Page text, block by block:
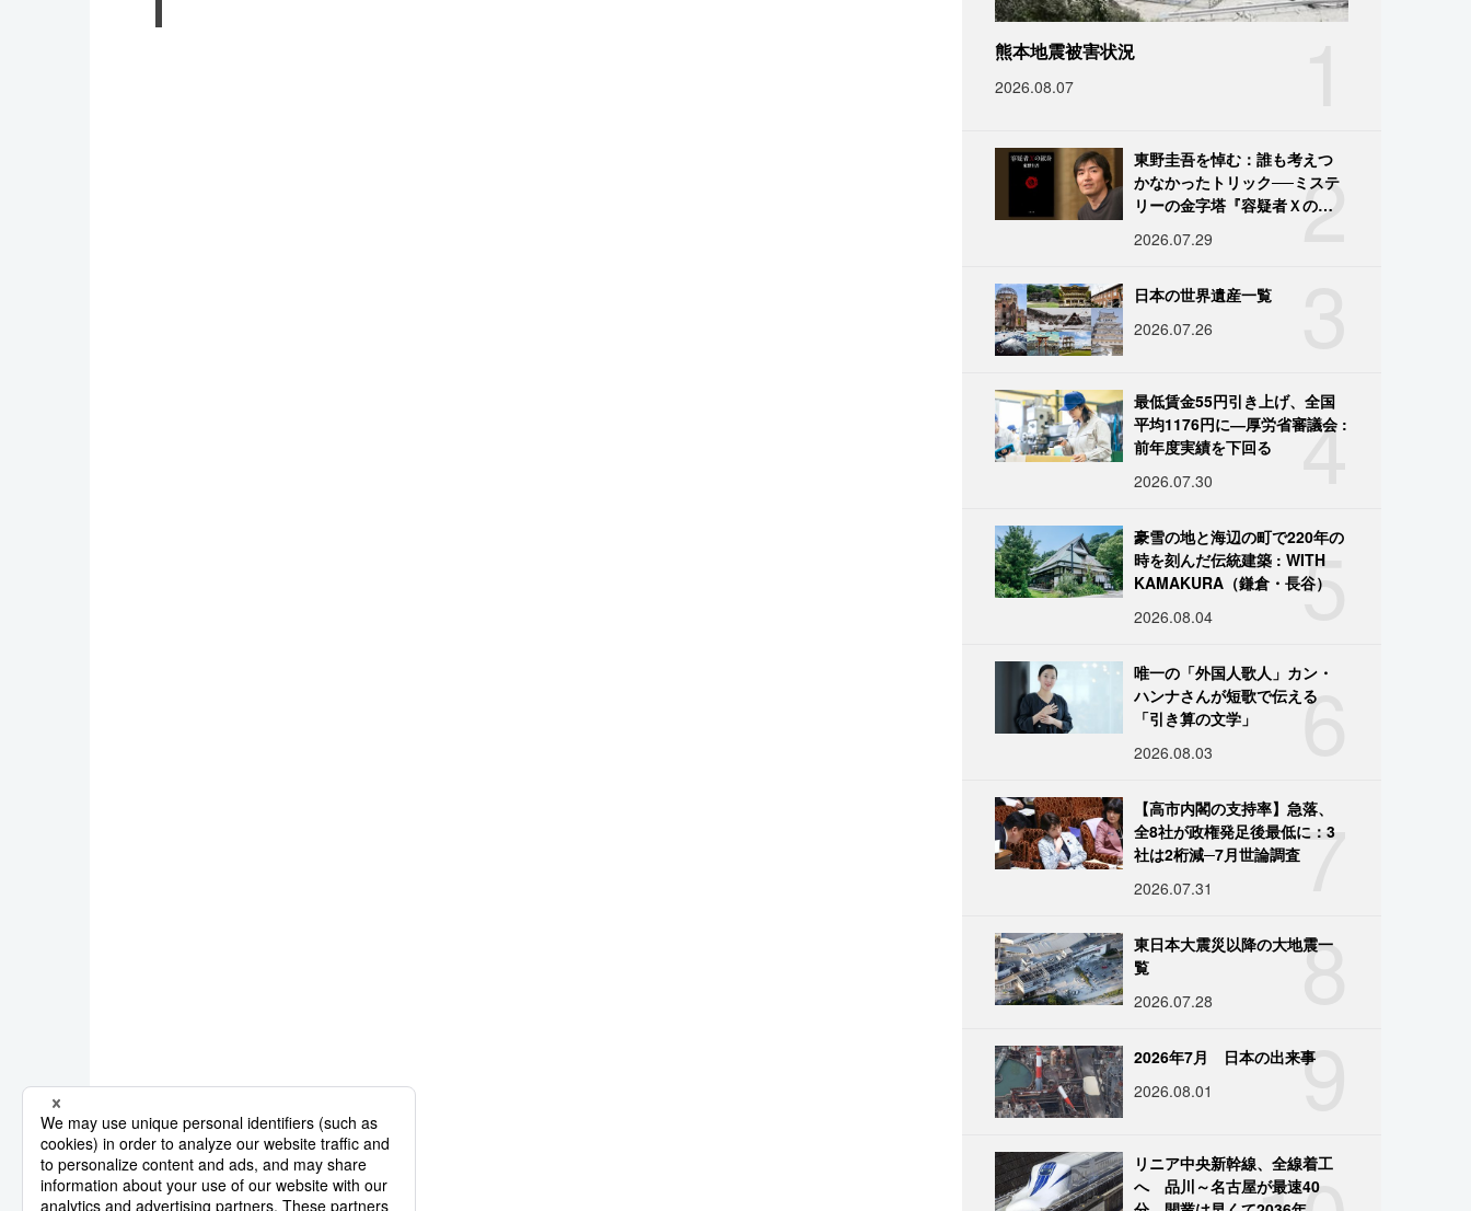
熊本地震被害状況
2026.08.07
2
東野圭吾を悼む：誰も考えつ
かなかったトリック──ミステ
リーの金字塔『容疑者Ｘの献
2026.07.29
日本の世界遺産一覧
2026.07.26
4
最低賃金55円引き上げ、全国
平均1176円に―厚労省審議会 :
前年度実績を下回る
2026.07.30
5
豪雪の地と海辺の町で220年の
時を刻んだ伝統建築 : WITH
KAMAKURA（鎌倉・長谷）
2026.08.04
6
唯一の「外国人歌人」カン・
ハンナさんが短歌で伝える
「引き算の文学」
2026.08.03
7
【高市内閣の支持率】急落、
全8社が政権発足後最低に：3
社は2桁減─7月世論調査
2026.07.31
8
東日本大震災以降の大地震一
覧
2026.07.28
9
2026年7月 日本の出来事
2026.08.01
リニア中央新幹線、全線着工
へ 品川～名古屋が最速40